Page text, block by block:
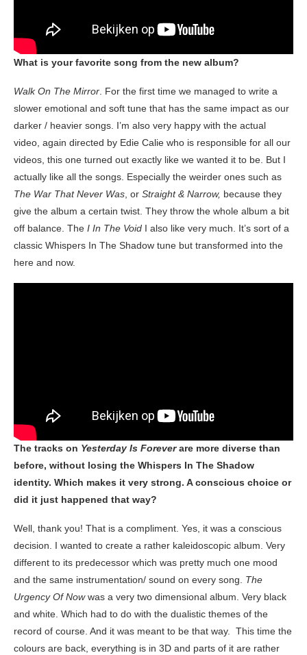
What is your favorite song from the new album?
Walk On The Mirror . For the first time we managed to write a
slower emotional and soft tune that has the same impact as our
darker / heavier songs. I’m also very happy with the actual
video, again directed by Edie Calie who is responsible for all our
videos, this one turned out exactly like we wanted it to be. But I
actually like all the songs. Especially the weirder ones such as
The War That Never Was , or Straight & Narrow, because they
give the album a certain twist. They throw the whole album a bit
off balance. The I In The Void I also like very much. It’s sort of a
classic Whispers In The Shadow tune but transformed into the
here and now.
The tracks on Yesterday Is Foreverare more diverse than
before, without losing the Whispers In The Shadow
identity. Which makes it very strong. A conscious choice or
did it just happened that way?
Well, thank you! That is a compliment. Yes, it was a conscious
decision. I wanted to create a rather kaleidoscopic album. Very
different to its predecessor which was pretty much one mood
and the same instrumentation/ sound on every song. The
Urgency Of Nowwas a very two dimensional album. Very black
and white. Which had to do with the dualistic themes of the
record of course. And it was meant to be that way. This time the
colours are back, everything is in 3D and parts of it are rather